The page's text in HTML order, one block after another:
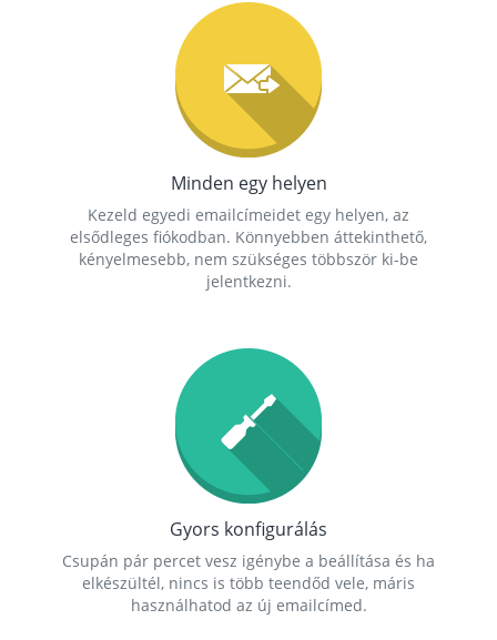
Minden egy helyen
Kezeld egyedi emailcímeidet egy helyen, az
elsődleges fiókodban. Könnyebben áttekinthető,
kényelmesebb, nem szükséges többször ki-be
jelentkezni.
Gyors konfigurálás
Csupán pár percet vesz igénybe a beállítása és ha
elkészültél, nincs is több teendőd vele, máris
használhatod az új emailcímed.